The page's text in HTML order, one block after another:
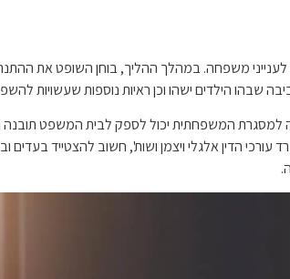
משפחה. במהלך ההליך, בוחן השופט את
שבהו הילדים ישהו וכן ראיות נוספות שעשויות
למסגרת המשפחתית יכול לספק לבית המשפט
עורכי הדין אלגלי ויצמן ושות', חשוב להצטייד